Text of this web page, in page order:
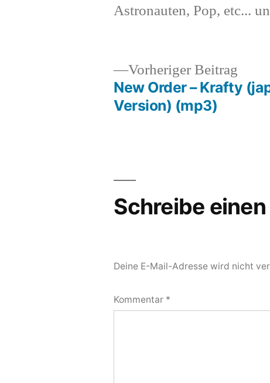
Astronauten, Pop, etc...
Beitragsnavigation
Vorheriger Beitrag
New Order – Krafty
Version) (mp3)
Schreibe
Deine E-Mail-Adresse wird nicht
Kommentar *